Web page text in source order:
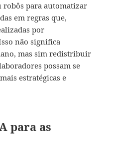
robôs para automatizar
em regras que,
por
não significa
mas sim redistribuir
possam se
estratégicas e
para as